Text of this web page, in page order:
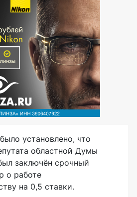
установлено, что
областной Думы
заключён срочный
о работе
на 0,5 ставки.